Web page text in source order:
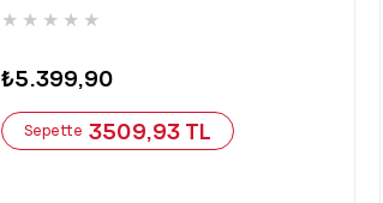
★ ★ ★ ★ ★
₺5.399,90
Sepette 3509,93 TL